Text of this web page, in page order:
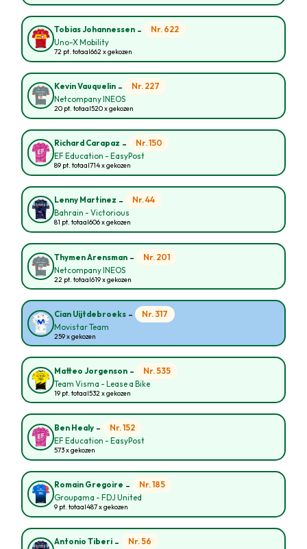
Tobias Johannessen - Nr. 622
Uno-X Mobility
72 pt. totaal662 x gekozen
Kevin Vauquelin - Nr. 227
Netcompany INEOS
20 pt. totaal520 x gekozen
Richard Carapaz - Nr. 150
EF Education - EasyPost
89 pt. totaal714 x gekozen
Lenny Martinez - Nr. 44
Bahrain - Victorious
81 pt. totaal606 x gekozen
Thymen Arensman - Nr. 201
Netcompany INEOS
22 pt. totaal619 x gekozen
Cian Uijtdebroeks - Nr. 317
Movistar Team
259 x gekozen
Matteo Jorgenson - Nr. 535
Team Visma - Lease a Bike
19 pt. totaal532 x gekozen
Ben Healy - Nr. 152
EF Education - EasyPost
573 x gekozen
Romain Gregoire - Nr. 185
Groupama - FDJ United
9 pt. totaal487 x gekozen
Antonio Tiberi - Nr. 56